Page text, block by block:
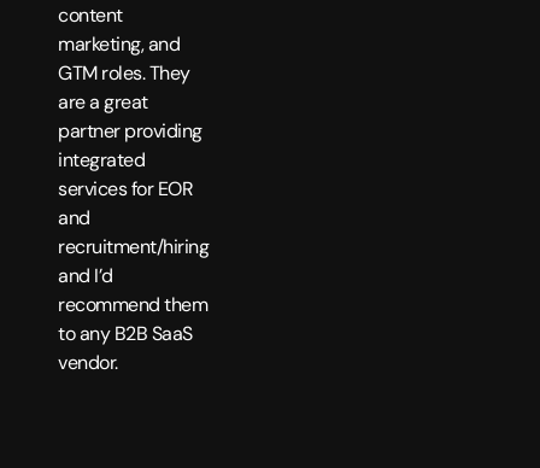
content
marketing, and
GTM roles. They
are a great
partner providing
integrated
services for EOR
and
recruitment/hiring
and I’d
recommend them
to any B2B SaaS
vendor.